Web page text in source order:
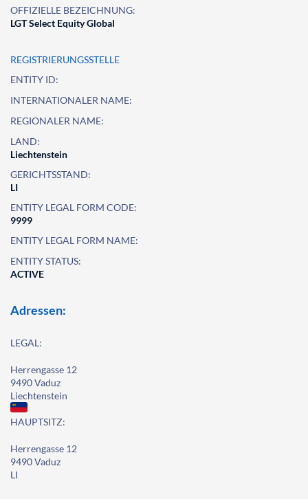
OFFIZIELLE BEZEICHNUNG:
LGT Select Equity Global
REGISTRIERUNGSSTELLE
ENTITY ID:
INTERNATIONALER NAME:
REGIONALER NAME:
LAND:
Liechtenstein
GERICHTSSTAND:
LI
ENTITY LEGAL FORM CODE:
9999
ENTITY LEGAL FORM NAME:
ENTITY STATUS:
ACTIVE
Adressen:
LEGAL:
Herrengasse 12
9490 Vaduz
Liechtenstein
HAUPTSITZ:
Herrengasse 12
9490 Vaduz
LI